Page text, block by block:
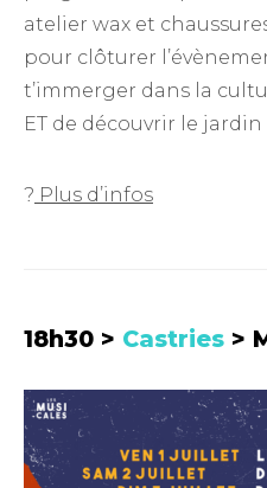
atelier wax et
pour clôturer
t’immerger dans la
ET de découvrir le
? Plus d’infos
18h30 > Castries >